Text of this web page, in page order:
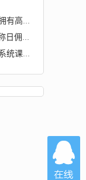
泽宇《如何成为顶级社交达人，拥有高价值人脉...
2023爆火的快手网红IP切片，号称日佣5000＋的...
阿妹艺术梦慧老师创意扁平插画系统课2022年